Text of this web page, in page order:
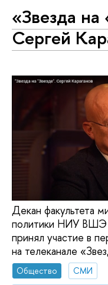
«Звезда на
Сергей
Декан факультета
политики НИУ ВШЭ
принял участие в
на телеканале
Общество
СМИ